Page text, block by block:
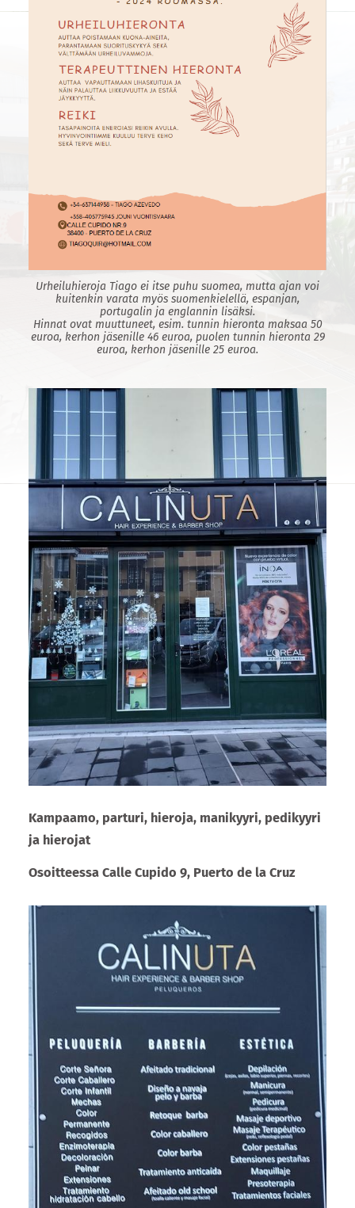
Urheiluhieroja Tiago ei itse puhu suomea, mutta ajan voi
kuitenkin varata myös suomenkielellä, espanjan,
portugalin ja englannin lisäksi.
Hinnat ovat muuttuneet, esim. tunnin hieronta maksaa 50
euroa, kerhon jäsenille 46 euroa, puolen tunnin hieronta 29
euroa, kerhon jäsenille 25 euroa.
Kampaamo, parturi, hieroja, manikyyri, pedikyyri
ja hierojat
Osoitteessa Calle Cupido 9, Puerto de la Cruz